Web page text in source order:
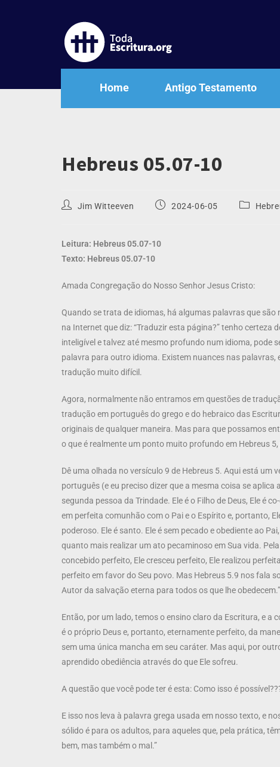
Home Antigo Testamento
Hebreus 05.07-10
Jim Witteeven 2024-06-05
Leitura: Hebreus 05.07-10
Texto: Hebreus 05.07-10
Amada Congregação do Nosso Senhor Jesus Cristo:
Quando se trata de idiomas, há algumas palavras que
na Internet que diz: “Traduzir esta página?” tenho certeza
inteligível e talvez até mesmo profundo num idioma,
palavra para outro idioma. Existem nuances nas
tradução muito difícil.
Agora, normalmente não entramos em questões de
tradução em português do grego e do hebraico das
originais de qualquer maneira. Mas para que possamos
o que é realmente um ponto muito profundo em Hebreus
Dê uma olhada no versículo 9 de Hebreus 5. Aqui está
português (e eu preciso dizer que a mesma coisa se
segunda pessoa da Trindade. Ele é o Filho de Deus, Ele é
em perfeita comunhão com o Pai e o Espírito e, portanto,
poderoso. Ele é santo. Ele é sem pecado e obediente ao
quanto mais realizar um ato pecaminoso em Sua vida.
concebido perfeito, Ele cresceu perfeito, Ele realizou
perfeito em favor do Seu povo. Mas Hebreus 5.9 nos fala
Autor da salvação eterna para todos os que lhe obedecem.”
Então, por um lado, temos o ensino claro da Escritura, e a
é o próprio Deus e, portanto, eternamente perfeito, da
sem uma única mancha em seu caráter. Mas aqui, por
aprendido obediência através do que Ele sofreu.
A questão que você pode ter é esta: Como isso é
E isso nos leva à palavra grega usada em nosso texto, e
sólido é para os adultos, para aqueles que, pela prática,
bem, mas também o mal.”